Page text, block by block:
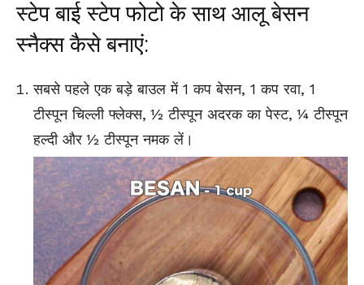
स्टेप बाई स्टेप फोटो के साथ आलू बेसन
स्नैक्स कैसे बनाएं:
सबसे पहले एक बड़े बाउल में 1 कप बेसन, 1 कप रवा, 1
टीस्पून चिल्ली फ्लेक्स, ½ टीस्पून अदरक का पेस्ट, ¼ टीस्पून
हल्दी और ½ टीस्पून नमक लें।